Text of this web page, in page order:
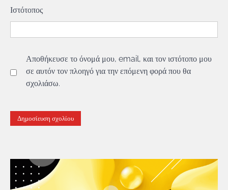
Ιστότοπος
Αποθήκευσε το όνομά μου, email, και τον ιστότοπο μου
σε αυτόν τον πλοηγό για την επόμενη φορά που θα
σχολιάσω.